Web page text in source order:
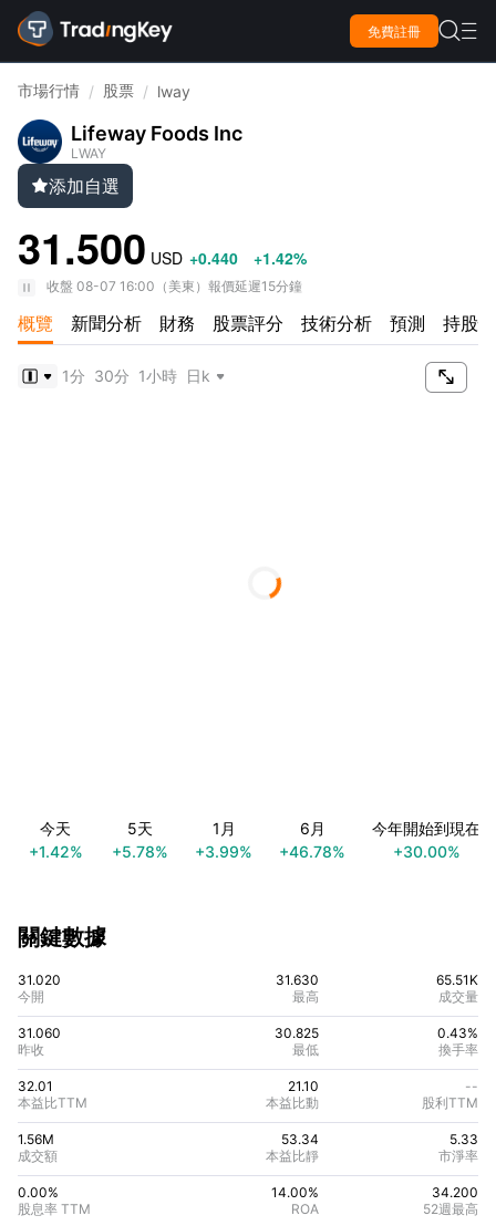
免費註冊  
市場行情 / 股票 / lway
Lifeway Foods Inc
LWAY
添加自選
31.500 USD +0.440 +1.42%
收盤 08-07 16:00 （ 美東 ） 報價延遲15分鐘
概覽 新聞分析 財務 股票評分 技術分析 預測 持股

1分 30分 1小時 日k
今天
+1.42%
5天
+5.78%
1月
+3.99%
6月
+46.78%
今年開始到現在
+30.00%
關鍵數據
31.020
今開
31.630
最高
65.51K
成交量
32.01
本益比TTM
21.10
本益比動
--
股利TTM
0.43%
換手率
31.060
昨收
30.825
最低
1.56M
成交額
53.34
本益比靜
5.33
市淨率
0.00%
股息率 TTM
14.00%
ROA
34.200
52週最高